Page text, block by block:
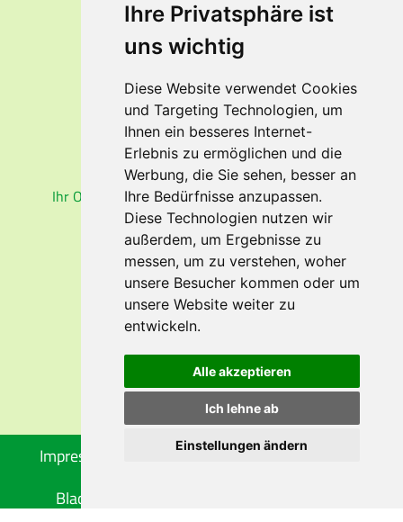
Ihre Privatsphäre ist
uns wichtig
Diese Website verwendet Cookies
und Targeting Technologien, um
Ihnen ein besseres Internet-
Erlebnis zu ermöglichen und die
Werbung, die Sie sehen, besser an
Ihre Bedürfnisse anzupassen.
Diese Technologien nutzen wir
außerdem, um Ergebnisse zu
messen, um zu verstehen, woher
unsere Besucher kommen oder um
unsere Website weiter zu
entwickeln.
Alle akzeptieren
Ich lehne ab
Einstellungen ändern
Auswärtiges Amt
Visa-Dienst
Reisemedizin
ESTA-Einreise USA
ETA-Einreise Kanada
Fluggastrechte
RUCKSACKPROFI
Ihr Onlineshop für Rucksäcke und Wanderkarten
EMPFEHLEN SIE UNS
Impressum Datenschutz
Reisebedingungen
Blacklisted Airlines